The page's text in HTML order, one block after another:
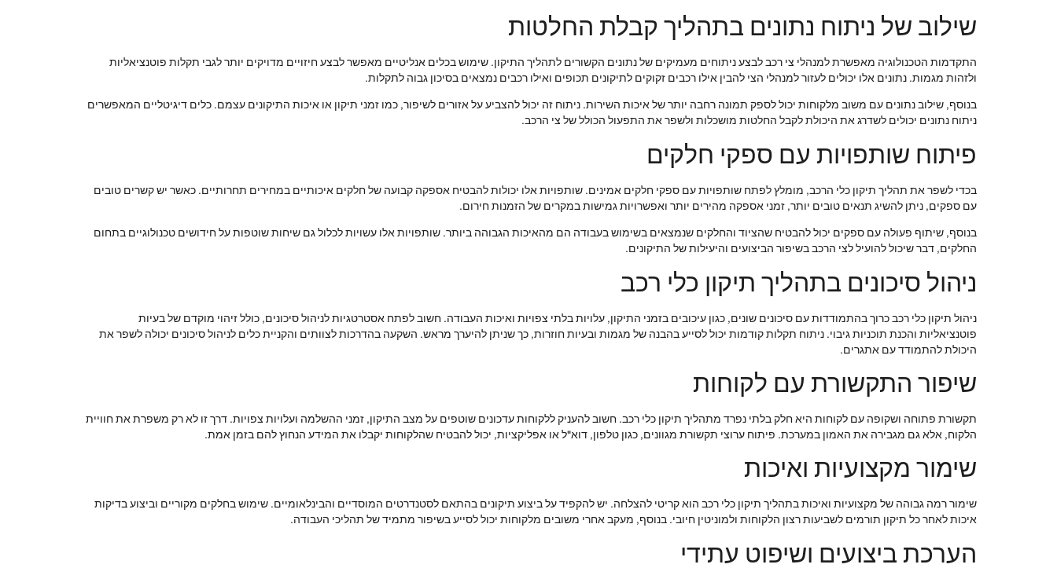
שילוב של ניתוח נתונים בתהליך קבלת החלטות
התקדמות הטכנולוגיה מאפשרת למנהלי צי רכב לבצע ניתוחים מעמיקים של נתונים הקשורים לתהליך התיקון. שימוש בכלים אנליטיים מאפשר לבצע חיזויים מדויקים יותר לגבי תקלות פוטנציאליות
ולזהות מגמות. נתונים אלו יכולים לעזור למנהלי הצי להבין אילו רכבים זקוקים לתיקונים תכופים ואילו רכבים נמצאים בסיכון גבוה לתקלות.
בנוסף, שילוב נתונים עם משוב מלקוחות יכול לספק תמונה רחבה יותר של איכות השירות. ניתוח זה יכול להצביע על אזורים לשיפור, כמו זמני תיקון או איכות התיקונים עצמם. כלים דיגיטליים המאפשרים
ניתוח נתונים יכולים לשדרג את היכולת לקבל החלטות מושכלות ולשפר את התפעול הכולל של צי הרכב.
פיתוח שותפויות עם ספקי חלקים
בכדי לשפר את תהליך תיקון כלי הרכב, מומלץ לפתח שותפויות עם ספקי חלקים אמינים. שותפויות אלו יכולות להבטיח אספקה קבועה של חלקים איכותיים במחירים תחרותיים. כאשר יש קשרים טובים
עם ספקים, ניתן להשיג תנאים טובים יותר, זמני אספקה מהירים יותר ואפשרויות גמישות במקרים של הזמנות חירום.
בנוסף, שיתוף פעולה עם ספקים יכול להבטיח שהציוד והחלקים שנמצאים בשימוש בעבודה הם מהאיכות הגבוהה ביותר. שותפויות אלו עשויות לכלול גם שיחות שוטפות על חידושים טכנולוגיים בתחום
החלקים, דבר שיכול להועיל לצי הרכב בשיפור הביצועים והיעילות של התיקונים.
ניהול סיכונים בתהליך תיקון כלי רכב
ניהול תיקון כלי רכב כרוך בהתמודדות עם סיכונים שונים, כגון עיכובים בזמני התיקון, עלויות בלתי צפויות ואיכות העבודה. חשוב לפתח אסטרטגיות לניהול סיכונים, כולל זיהוי מוקדם של בעיות
פוטנציאליות והכנת תוכניות גיבוי. ניתוח תקלות קודמות יכול לסייע בהבנה של מגמות ובעיות חוזרות, כך שניתן להיערך מראש. השקעה בהדרכות לצוותים והקניית כלים לניהול סיכונים יכולה לשפר את
היכולת להתמודד עם אתגרים.
שיפור התקשורת עם לקוחות
תקשורת פתוחה ושקופה עם לקוחות היא חלק בלתי נפרד מתהליך תיקון כלי רכב. חשוב להעניק ללקוחות עדכונים שוטפים על מצב התיקון, זמני ההשלמה ועלויות צפויות. דרך זו לא רק משפרת את חוויית
הלקוח, אלא גם מגבירה את האמון במערכת. פיתוח ערוצי תקשורת מגוונים, כגון טלפון, דוא"ל או אפליקציות, יכול להבטיח שהלקוחות יקבלו את המידע הנחוץ להם בזמן אמת.
שימור מקצועיות ואיכות
שימור רמה גבוהה של מקצועיות ואיכות בתהליך תיקון כלי רכב הוא קריטי להצלחה. יש להקפיד על ביצוע תיקונים בהתאם לסטנדרטים המוסדיים והבינלאומיים. שימוש בחלקים מקוריים וביצוע בדיקות
איכות לאחר כל תיקון תורמים לשביעות רצון הלקוחות ולמוניטין חיובי. בנוסף, מעקב אחרי משובים מלקוחות יכול לסייע בשיפור מתמיד של תהליכי העבודה.
הערכת ביצועים ושיפוט עתידי